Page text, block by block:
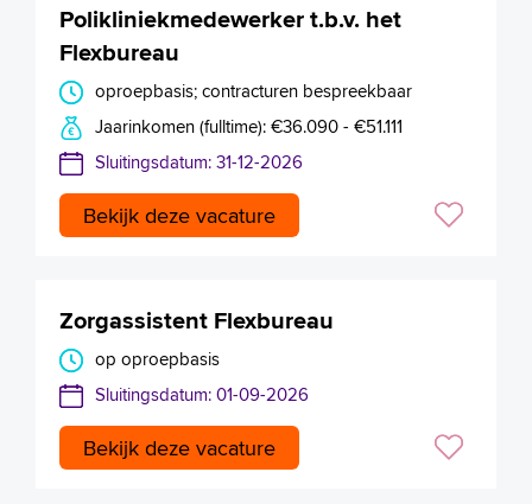
Polikliniekmedewerker t.b.v. het
Flexbureau
oproepbasis; contracturen bespreekbaar
Jaarinkomen (fulltime): €36.090 - €51.111
Sluitingsdatum: 31-12-2026
Bekijk deze vacature
Zorgassistent Flexbureau
op oproepbasis
Sluitingsdatum: 01-09-2026
Bekijk deze vacature